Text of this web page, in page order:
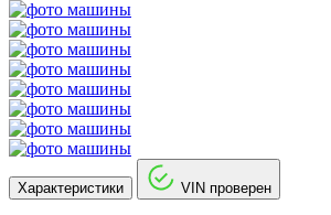
Характеристики VIN проверен